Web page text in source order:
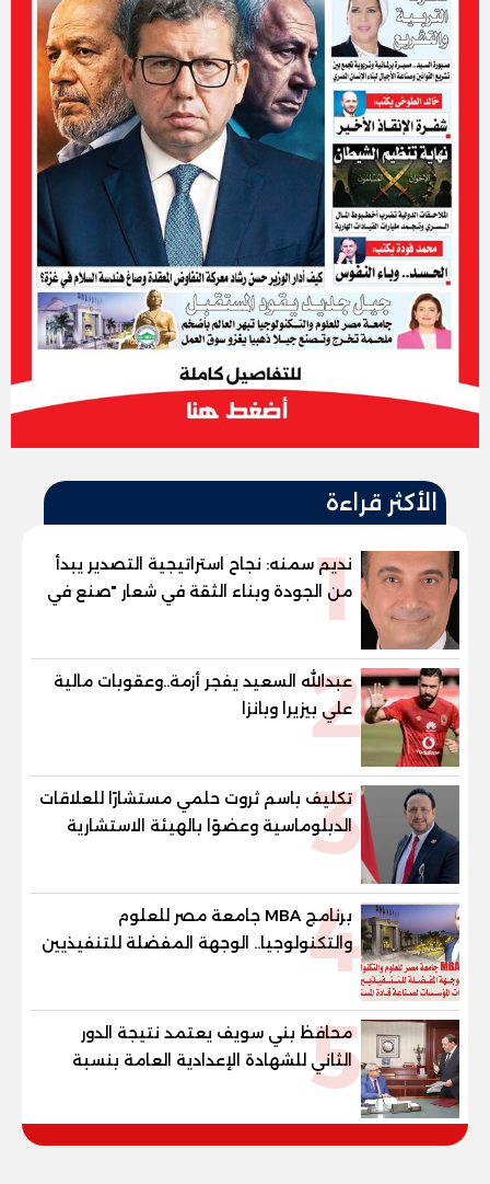
الأكثر قراءة
1
نديم سمنه: نجاح استراتيجية التصدير يبدأ
من الجودة وبناء الثقة في شعار "صنع في
مصر"
2
عبدالله السعيد يفجر أزمة..وعقوبات مالية
علي بيزيرا وبانزا
3
تكليف باسم ثروت حلمي مستشارًا للعلاقات
الدبلوماسية وعضوًا بالهيئة الاستشارية
العليا لمنظمة «جاد جمينت يوإن»
4
برنامج MBA جامعة مصر للعلوم
والتكنولوجيا.. الوجهة المفضلة للتنفيذيين
وقيادات المؤسسات لصناعة قادة
5
محافظ بني سويف يعتمد نتيجة الدور
الثاني للشهادة الإعدادية العامة بنسبة
والنور للمكفوفين